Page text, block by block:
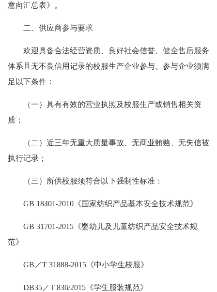
意向汇总表》。
二、供应商参与要求
欢迎具备合法经营资质、良好社会信誉、健全售后服务
体系且无不良信用记录的校服生产企业参与。参与企业须满
足以下条件：
（一）具有有效的营业执照及校服生产或销售相关资
质；
（二）近三年无重大质量事故、无商业贿赂、无失信被
执行记录；
（三）所供校服须符合以下强制性标准：
GB 18401-2010《国家纺织产品基本安全技术规范》
GB 31701-2015《婴幼儿及儿童纺织产品安全技术规
范》
GB／T 31888-2015《中小学生校服》
DB35／T 836/2015《学生服装规范》